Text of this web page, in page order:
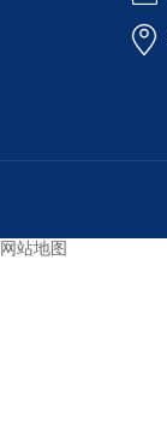
网站地图